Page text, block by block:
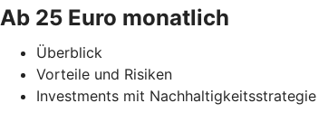
Ab 25 Euro monatlich
Überblick
Vorteile und Risiken
Investments mit Nachhaltigkeitsstrategie